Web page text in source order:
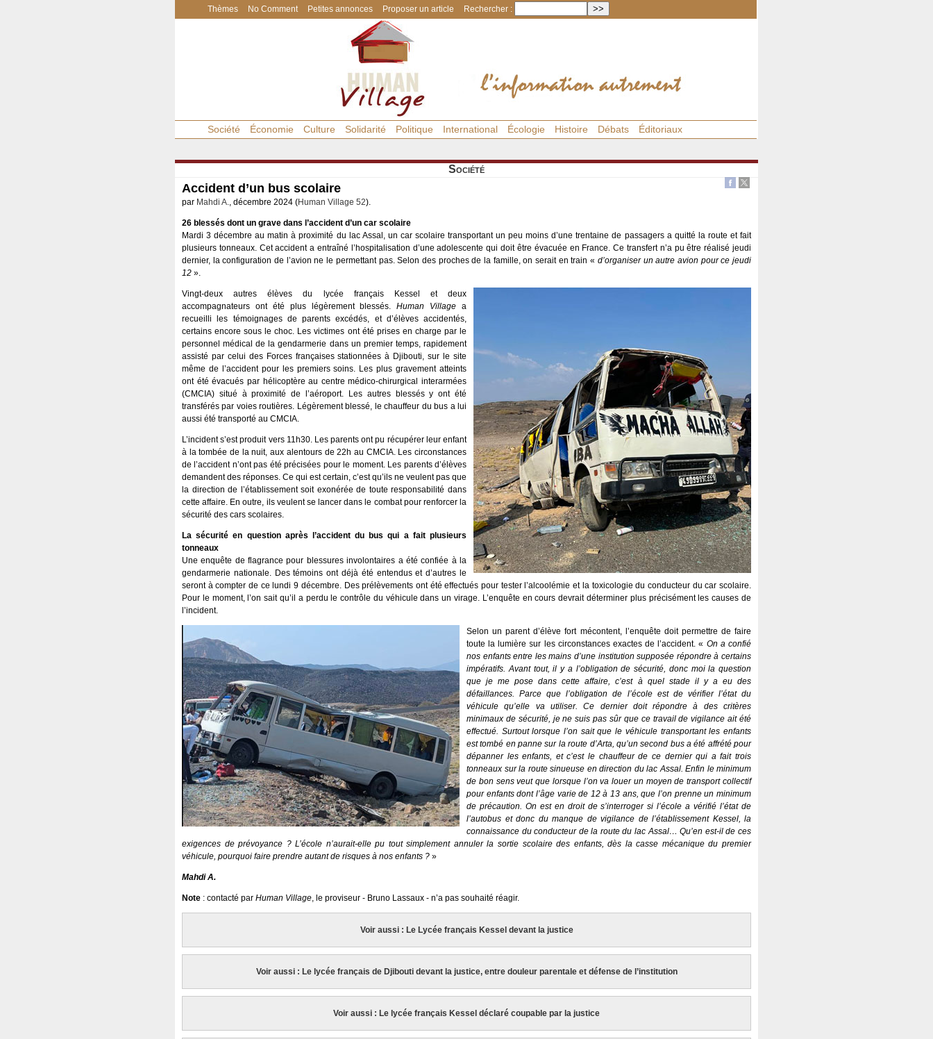
Thèmes No Comment Petites annonces Proposer un article Rechercher :
Société Économie Culture Solidarité Politique International Écologie Histoire Débats Éditoriaux
Société
Accident d’un bus scolaire
par Mahdi A., décembre 2024 (Human Village 52).
26 blessés dont un grave dans l’accident d’un car scolaire
Mardi 3 décembre au matin à proximité du lac Assal, un car scolaire transportant un peu moins d’une trentaine de passagers a quitté la route et fait
plusieurs tonneaux. Cet accident a entraîné l’hospitalisation d’une adolescente qui doit être évacuée en France. Ce transfert n’a pu être réalisé jeudi
dernier, la configuration de l’avion ne le permettant pas. Selon des proches de la famille, on serait en train « d’organiser un autre avion pour ce jeudi
12 ».
Vingt-deux autres élèves du lycée français Kessel et deux
accompagnateurs ont été plus légèrement blessés.Human Village a
recueilli les témoignages de parents excédés, et d’élèves accidentés,
certains encore sous le choc. Les victimes ont été prises en charge par le
personnel médical de la gendarmerie dans un premier temps, rapidement
assisté par celui des Forces françaises stationnées à Djibouti, sur le site
même de l’accident pour les premiers soins. Les plus gravement atteints
ont été évacués par hélicoptère au centre médico-chirurgical interarmées
(CMCIA) situé à proximité de l’aéroport. Les autres blessés y ont été
transférés par voies routières. Légèrement blessé, le chauffeur du bus a lui
aussi été transporté au CMCIA.
L’incident s’est produit vers 11h30. Les parents ont pu récupérer leur enfant
à la tombée de la nuit, aux alentours de 22h au CMCIA. Les circonstances
de l’accident n’ont pas été précisées pour le moment. Les parents d’élèves
demandent des réponses. Ce qui est certain, c’est qu’ils ne veulent pas que
la direction de l’établissement soit exonérée de toute responsabilité dans
cette affaire. En outre, ils veulent se lancer dans le combat pour renforcer la
sécurité des cars scolaires.
La sécurité en question après l’accident du bus qui a fait plusieurs
tonneaux
Une enquête de flagrance pour blessures involontaires a été confiée à la
gendarmerie nationale. Des témoins ont déjà été entendus et d’autres le
seront à compter de ce lundi 9 décembre. Des prélèvements ont été effectués pour tester l’alcoolémie et la toxicologie du conducteur du car scolaire.
Pour le moment, l’on sait qu’il a perdu le contrôle du véhicule dans un virage. L’enquête en cours devrait déterminer plus précisément les causes de
l’incident.
Selon un parent d’élève fort mécontent, l’enquête doit permettre de faire
toute la lumière sur les circonstances exactes de l’accident. « On a confié
nos enfants entre les mains d’une institution supposée répondre à certains
impératifs. Avant tout, il y a l’obligation de sécurité, donc moi la question
que je me pose dans cette affaire, c’est à quel stade il y a eu des
défaillances. Parce que l’obligation de l’école est de vérifier l’état du
véhicule qu’elle va utiliser. Ce dernier doit répondre à des critères
minimaux de sécurité, je ne suis pas sûr que ce travail de vigilance ait été
effectué. Surtout lorsque l’on sait que le véhicule transportant les enfants
est tombé en panne sur la route d’Arta, qu’un second bus a été affrété pour
dépanner les enfants, et c’est le chauffeur de ce dernier qui a fait trois
tonneaux sur la route sinueuse en direction du lac Assal. Enfin le minimum
de bon sens veut que lorsque l’on va louer un moyen de transport collectif
pour enfants dont l’âge varie de 12 à 13 ans, que l’on prenne un minimum
de précaution. On est en droit de s’interroger si l’école a vérifié l’état de
l’autobus et donc du manque de vigilance de l’établissement Kessel, la
connaissance du conducteur de la route du lac Assal… Qu’en est-il de ces
exigences de prévoyance ? L’école n’aurait-elle pu tout simplement annuler la sortie scolaire des enfants, dès la casse mécanique du premier
véhicule, pourquoi faire prendre autant de risques à nos enfants ? »
Mahdi A.
Note : contacté par Human Village, le proviseur - Bruno Lassaux - n’a pas souhaité réagir.
Voir aussi : Le Lycée français Kessel devant la justice
Voir aussi : Le lycée français de Djibouti devant la justice, entre douleur parentale et défense de l’institution
Voir aussi : Le lycée français Kessel déclaré coupable par la justice